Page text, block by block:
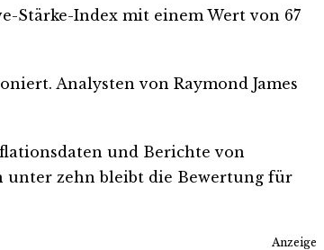
Stärke-Index mit einem Wert von 67
Analysten von Raymond James
und Berichte von
unter zehn bleibt die Bewertung für
Anzeige